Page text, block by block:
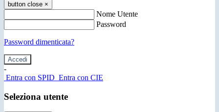
button close ×
Nome Utente
Password
Password dimenticata?
-
Entra con SPID Entra con CIE
Seleziona utente